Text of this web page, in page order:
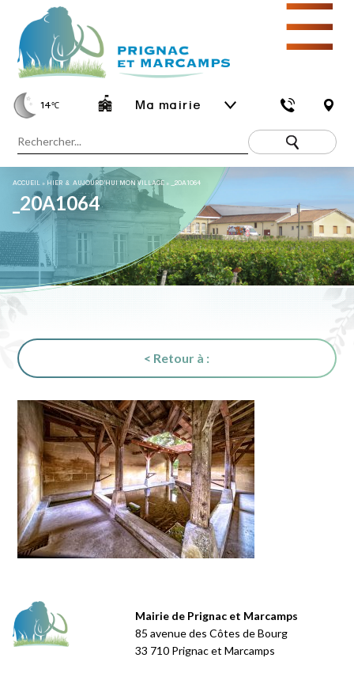
14℃ Ma mairie
☰
ACCUEIL » HIER & AUJOURD’HUI MON VILLAGE » _20A1064
_20A1064
< Retour à :
Mairie de Prignac et Marcamps
85 avenue des Côtes de Bourg
33 710 Prignac et Marcamps